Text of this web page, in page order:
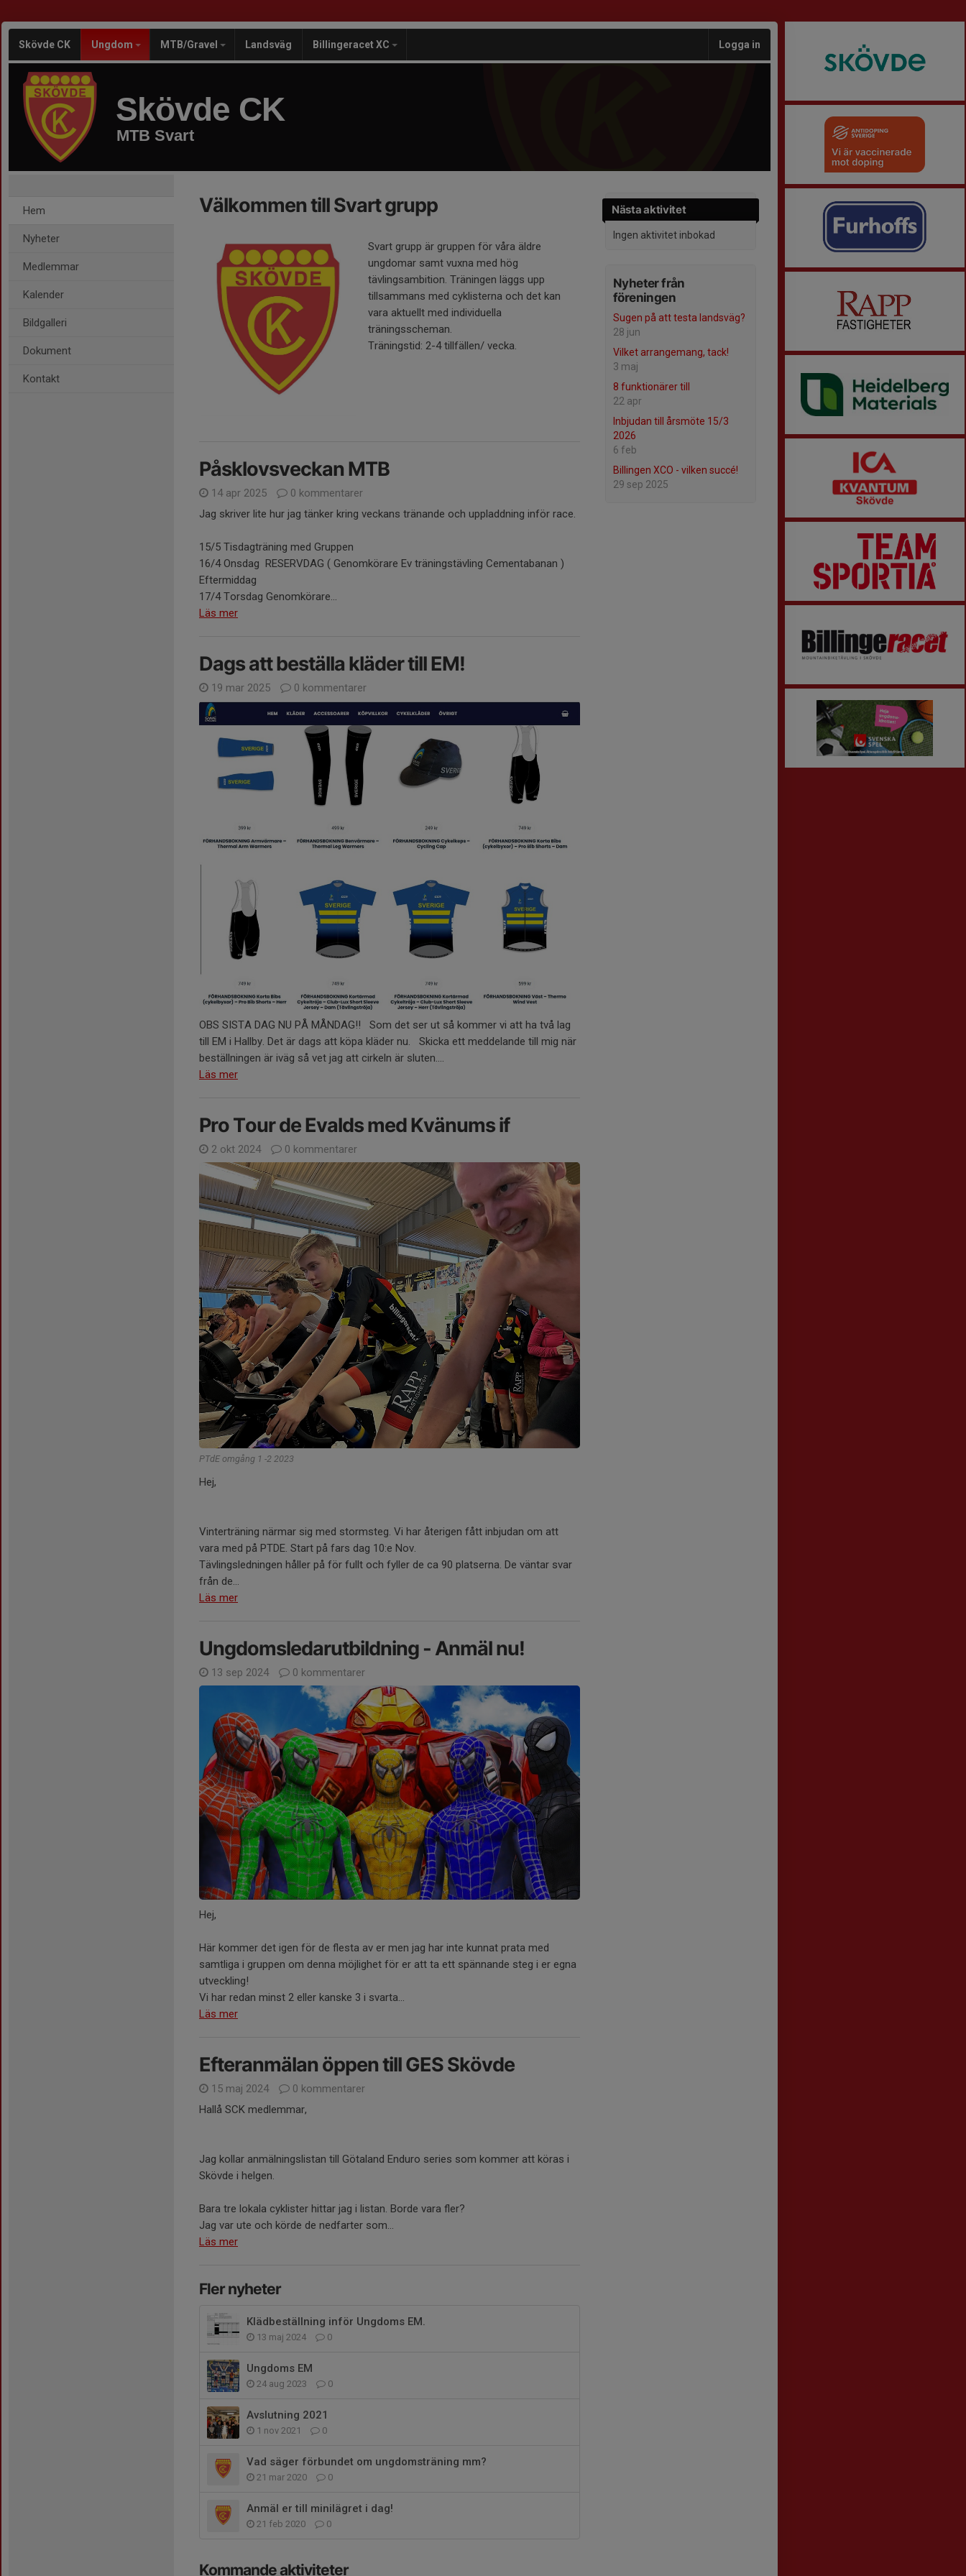
Skövde CK Ungdom MTB/Gravel Landsväg Billingeracet XC Logga in
Skövde CK
MTB Svart
Hem
Nyheter
Medlemmar
Kalender
Bildgalleri
Dokument
Kontakt
Nästa aktivitet
Ingen aktivitet inbokad
Nyheter från
föreningen
Sugen på att testa landsväg?
28 jun
Vilket arrangemang, tack!
3 maj
8 funktionärer till
22 apr
Inbjudan till årsmöte 15/3
2026
6 feb
Billingen XCO - vilken succé!
29 sep 2025
Välkommen till Svart grupp
Svart grupp är gruppen för våra äldre
ungdomar samt vuxna med hög
tävlingsambition. Träningen läggs upp
tillsammans med cyklisterna och det kan
vara aktuellt med individuella
träningsscheman.
Träningstid: 2-4 tillfällen/ vecka.
Påsklovsveckan MTB
14 apr 2025
0 kommentarer
Jag skriver lite hur jag tänker kring veckans tränande och uppladdning inför race.
15/5 Tisdagträning med Gruppen
16/4 Onsdag RESERVDAG ( Genomkörare Ev träningstävling Cementabanan )
Eftermiddag
17/4 Torsdag Genomkörare...
Läs mer
Dags att beställa kläder till EM!
19 mar 2025 0 kommentarer
OBS SISTA DAG NU PÅ MÅNDAG!! Som det ser ut så kommer vi att ha två lag
till EM i Hallby. Det är dags att köpa kläder nu. Skicka ett meddelande till mig när
beställningen är iväg så vet jag att cirkeln är sluten....
Läs mer
Pro Tour de Evalds med Kvänums if
2 okt 2024 0 kommentarer
PTdE omgång 1 -2 2023
Hej,
Vinterträning närmar sig med stormsteg. Vi har återigen fått inbjudan om att
vara med på PTDE. Start på fars dag 10:e Nov.
Tävlingsledningen håller på för fullt och fyller de ca 90 platserna. De väntar svar
från de...
Läs mer
Ungdomsledarutbildning - Anmäl nu!
13 sep 2024 0 kommentarer
Hej,
Här kommer det igen för de flesta av er men jag har inte kunnat prata med
samtliga i gruppen om denna möjlighet för er att ta ett spännande steg i er egna
utveckling!
Vi har redan minst 2 eller kanske 3 i svarta...
Läs mer
Efteranmälan öppen till GES Skövde
15 maj 2024
0 kommentarer
Hallå SCK medlemmar,
Jag kollar anmälningslistan till Götaland Enduro series som kommer att köras i
Skövde i helgen.
Bara tre lokala cyklister hittar jag i listan. Borde vara fler?
Jag var ute och körde de nedfarter som...
Läs mer
Fler nyheter
Klädbeställning inför Ungdoms EM.
13 maj 2024 0
Ungdoms EM
24 aug 2023 0
Avslutning 2021
1 nov 2021 0
Vad säger förbundet om ungdomsträning mm?
21 mar 2020 0
Anmäl er till minilägret i dag!
21 feb 2020 0
Kommande aktiviteter